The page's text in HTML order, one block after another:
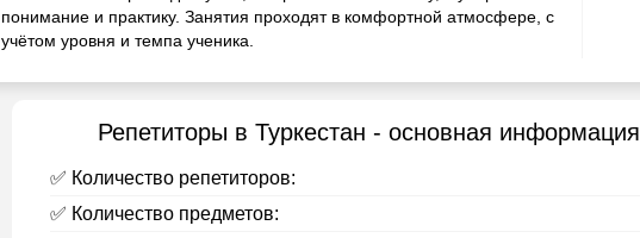
понимание и практику. Занятия проходят в комфортной атмосфере, с
учётом уровня и темпа ученика.
Репетиторы в Туркестан - основная информация
✅ Количество репетиторов:
✅ Количество предметов: